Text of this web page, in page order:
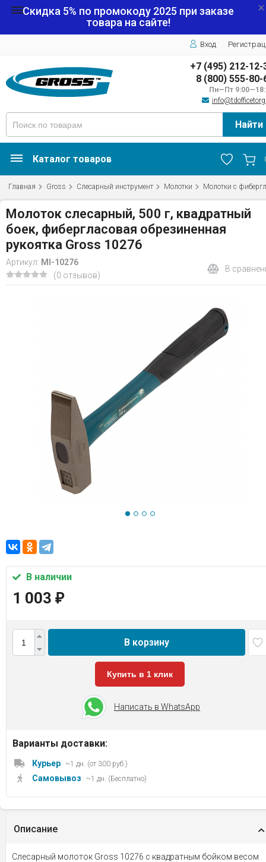
Скидка 5% по промокоду 2025 при заказе
товара на сайте!
Вход
+7 (495) 212-12-
8 (800) 555-80-
Пн—Пт
Найти
Каталог товаров
Главная Gross Слесарный инструмент Молотки Молотки с
Молоток слесарный, 500 г, квадратный
боек, фибергласовая обрезиненная
рукоятка Gross 10276
Артикул: MI-10276
(0 отзывов)
В
В наличии
1 003 ₽
В корзину
Купить в 1 клик
Написать в WhatsApp
Варианты доставки:
Курьер ~1 дн. (от 300 руб.)
Самовывоз ~1 дн. (Бесплатно)
Описание
Слесарный молоток Gross 10276 с квадратным бойком весом